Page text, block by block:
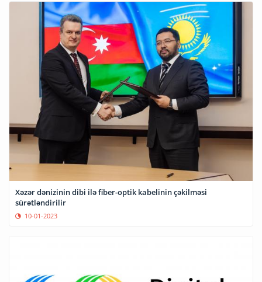
Xəzər dənizinin dibi ilə fiber-optik kabelinin çəkilməsi
sürətləndirilir
10-01-2023